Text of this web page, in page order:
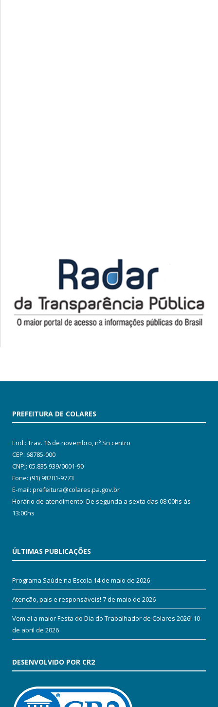
PREFEITURA DE COLARES
End.: Trav. 16 de novembro, nº Sn centro
CEP: 68785-000
CNPJ: 05.835.939/0001-90
Fone: (91) 98201-9773
E-mail: prefeitura@colares.pa.gov.br
Horário de atendimento: De segunda a sexta das 08:00hs às
13:00hs
ÚLTIMAS PUBLICAÇÕES
Programa Saúde na Escola 14 de maio de 2026
Atenção, pais e responsáveis! 7 de maio de 2026
Vem aí a maior Festa do Dia do Trabalhador de Colares 2026! 10
de abril de 2026
DESENVOLVIDO POR CR2